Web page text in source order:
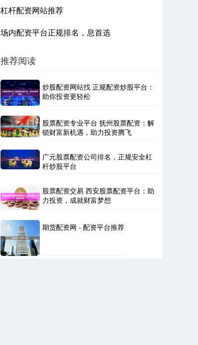
杠杆配资网站推荐
场内配资平台正规排名，息首选
推荐阅读
炒股配资网站找 正规配资炒股平台：
助你投资更轻松
股票配资专业平台 抚州股票配资：解
锁财富新机遇，助力投资腾飞
广元股票配资公司排名，正规安全杠
杆炒股平台
股票配资交易 西安股票配资平台：助
力投资，成就财富梦想
期货配资网 - 配资平台推荐